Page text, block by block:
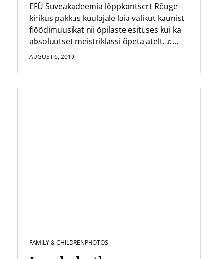
EFÜ Suveakadeemia lõppkontsert Rõuge
kirikus pakkus kuulajale laia valikut kaunist
flöödimuusikat nii õpilaste esituses kui ka
absoluutset meistriklassi õpetajatelt. ♫...
AUGUST 6, 2019
FAMILY & CHILDRENPHOTOS